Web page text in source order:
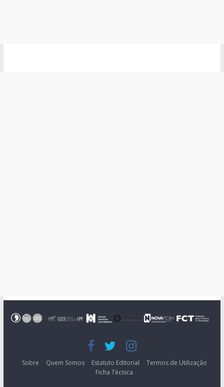
Sobre Quem Somos Estatuto Editorial
Termos de Utilização
Ficha Técnica